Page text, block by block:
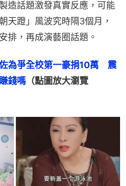
造話題激發真實反應，可能
天蹬」風波究時隔3個月，
排，再成演藝圈話題。
為爭全校第一豪捐10萬　震
錢嗎 （點圖放大瀏覽